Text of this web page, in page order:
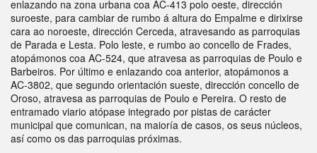
enlazando na zona urbana coa AC-413 polo oeste, dirección
suroeste, para cambiar de rumbo á altura do Empalme e dirixirse
cara ao noroeste, dirección Cerceda, atravesando as parroquias
de Parada e Lesta. Polo leste, e rumbo ao concello de Frades,
atopámonos coa AC-524, que atravesa as parroquias de Poulo e
Barbeiros. Por último e enlazando coa anterior, atopámonos a
AC-3802, que segundo orientación sueste, dirección concello de
Oroso, atravesa as parroquias de Poulo e Pereira. O resto de
entramado viario atópase integrado por pistas de carácter
municipal que comunican, na maioría de casos, os seus núcleos,
así como os das parroquias próximas.